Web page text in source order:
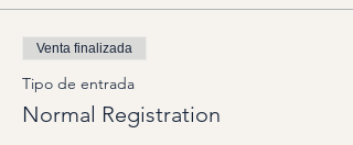
Venta finalizada
Tipo de entrada
Normal Registration